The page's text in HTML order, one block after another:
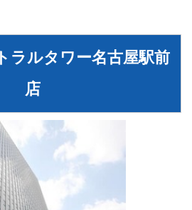
ラルタワー名古屋駅前
店